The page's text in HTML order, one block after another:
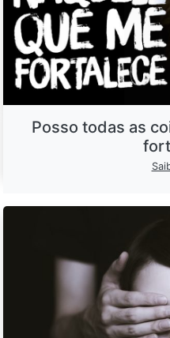
Posso todas as